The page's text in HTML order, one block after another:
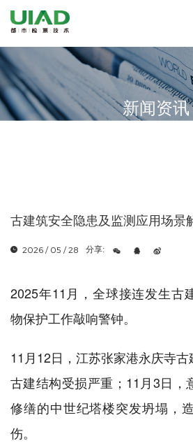
新闻资讯
古建筑安全隐患及监测应用场景
2026 / 05 / 28 分享:
2025年11月，全球接连发生古
物保护工作敲响警钟。
11月12日，江苏张家港永庆寺
古建结构受损严重；11月3日，
修缮的中世纪塔楼突发坍塌，
伤。